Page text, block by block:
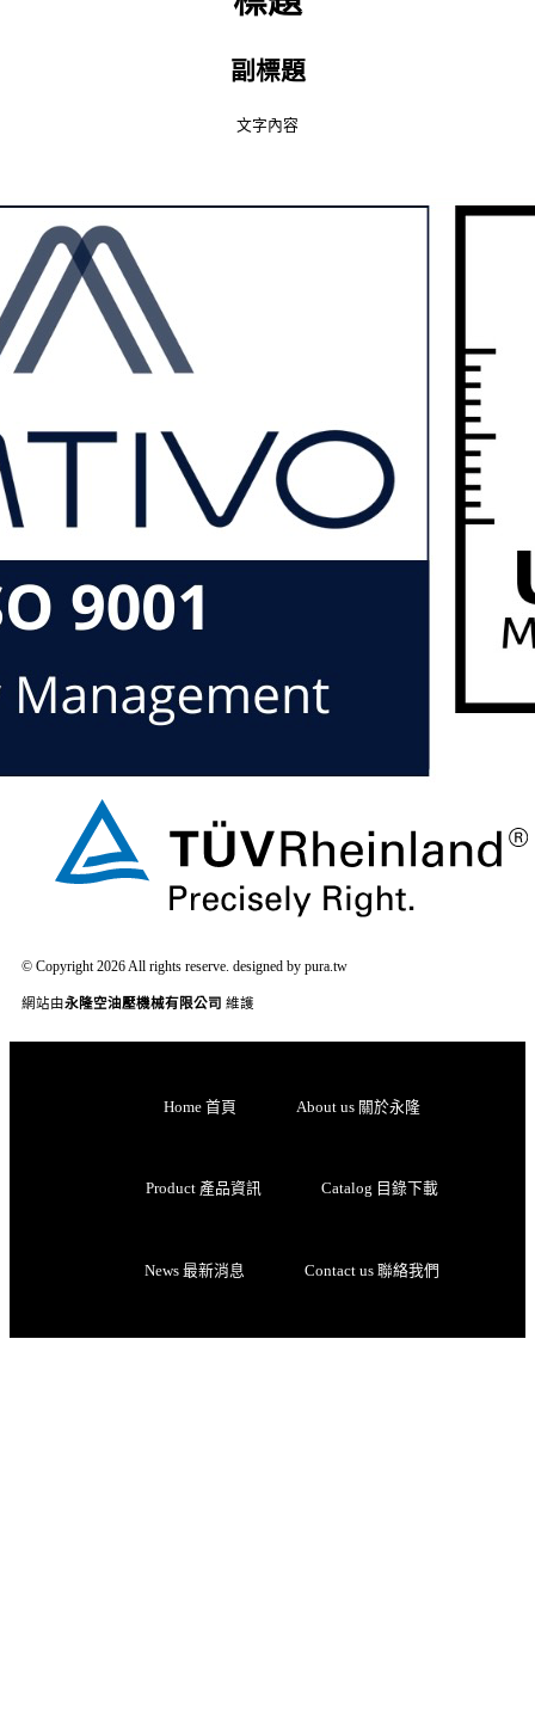
副標題
文字內容
© Copyright 2026 All rights reserve. designed by pura.tw
網站由永隆空油壓機械有限公司 維護
Home 首頁 About us 關於永隆
Product 產品資訊 Catalog 目錄下載
News 最新消息 Contact us 聯絡我們